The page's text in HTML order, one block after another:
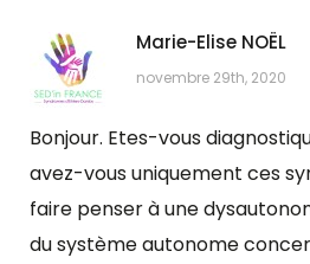
Marie-Elise NOËL
novembre 29th, 2020
Bonjour. Etes-vous
avez-vous uniquement ces
faire penser à une
du système autonome